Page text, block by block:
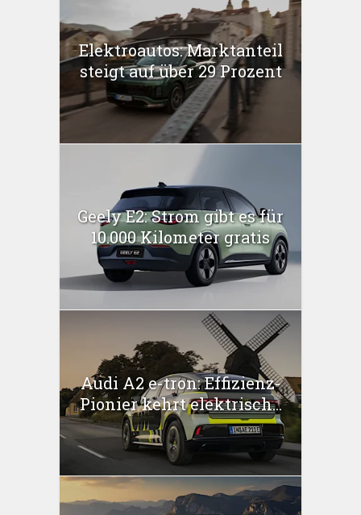
Elektroautos: Marktanteil
steigt auf über 29 Prozent
Geely E2: Strom gibt es für
10.000 Kilometer gratis
Audi A2 e-tron: Effizienz-
Pionier kehrt elektrisch...